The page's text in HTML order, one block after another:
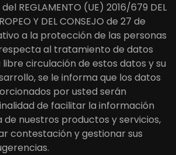
REGLAMENTO (UE) 2016/679 DEL
Y DEL CONSEJO de 27 de
a la protección de las personas
al tratamiento de datos
circulación de estos datos y su
se le informa que los datos
por usted serán
de facilitar la información
nuestros productos y servicios,
contestación y gestionar sus